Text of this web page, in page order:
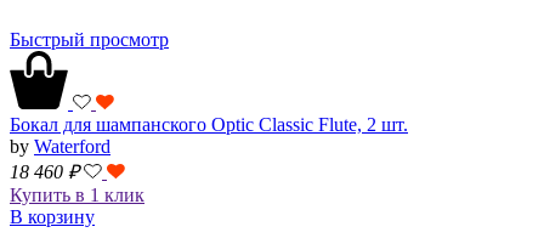
Быстрый просмотр
Бокал для шампанского Optic Classic Flute, 2 шт.
by Waterford
18 460 ₽
Купить в 1 клик
В корзину